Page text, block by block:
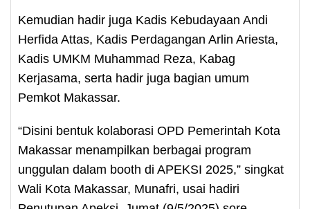
Kemudian hadir juga Kadis Kebudayaan Andi
Herfida Attas, Kadis Perdagangan Arlin Ariesta,
Kadis UMKM Muhammad Reza, Kabag
Kerjasama, serta hadir juga bagian umum
Pemkot Makassar.
“Disini bentuk kolaborasi OPD Pemerintah Kota
Makassar menampilkan berbagai program
unggulan dalam booth di APEKSI 2025,” singkat
Wali Kota Makassar, Munafri, usai hadiri